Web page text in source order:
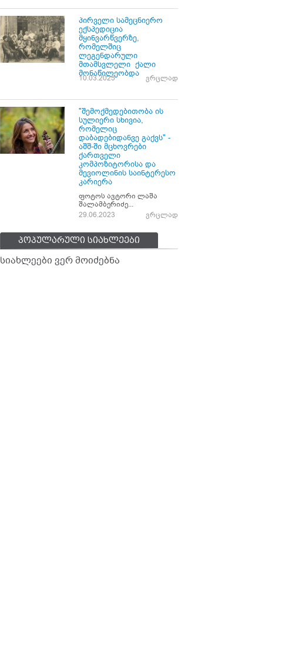
პირველი სამეცნიერო
ექსპედიცია
მყინვარწვერზე,
რომელშიც
ლეგენდარული
მთამსვლელი ქალი
მონაწილეობდა
10.03.2025 ვრცლად
"შემოქმედებითობა ის
სულიერი სხივია,
რომელიც
დაბადებიდანვე გაქვს" -
აშშ-ში მცხოვრები
ქართველი
კომპოზიტორისა და
მევიოლინის საინტერესო
კარიერა
ფოტოს ავტორი ლაშა
შალამბერიძე...
29.06.2023
ვრცლად
პოპულარული სიახლეები
სიახლეები ვერ მოიძებნა